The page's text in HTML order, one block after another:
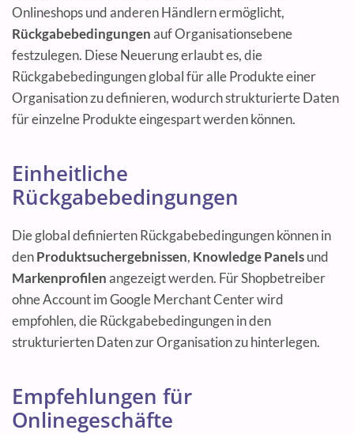
Onlineshops und anderen Händlern ermöglicht,
Rückgabebedingungenauf Organisationsebene
festzulegen. Diese Neuerung erlaubt es, die
Rückgabebedingungen global für alle Produkte einer
Organisation zu definieren, wodurch strukturierte Daten
für einzelne Produkte eingespart werden können.
Einheitliche
Rückgabebedingungen
Die global definierten Rückgabebedingungen können in
denProduktsuchergebnissen, Knowledge Panelsund
Markenprofilenangezeigt werden. Für Shopbetreiber
ohne Account im Google Merchant Center wird
empfohlen, die Rückgabebedingungen in den
strukturierten Daten zur Organisation zu hinterlegen.
Empfehlungen für
Onlinegeschäfte